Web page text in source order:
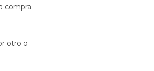
compra.
otro o